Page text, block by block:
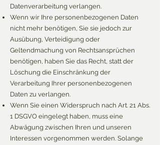
Datenverarbeitung verlangen.
Wenn wir Ihre personenbezogenen Daten
nicht mehr benötigen, Sie sie jedoch zur
Ausübung, Verteidigung oder
Geltendmachung von Rechtsansprüchen
benötigen, haben Sie das Recht, statt der
Löschung die Einschränkung der
Verarbeitung Ihrer personenbezogenen
Daten zu verlangen.
Wenn Sie einen Widerspruch nach Art. 21 Abs.
1 DSGVO eingelegt haben, muss eine
Abwägung zwischen Ihren und unseren
Interessen vorgenommen werden. Solange